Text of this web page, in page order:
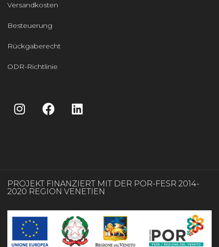
Versandkosten
Besteuerung
Rückgaberecht
ODR-Richtlinie
PROJEKT FINANZIERT MIT DER POR-FESR 2014-
2020 REGION VENETIEN